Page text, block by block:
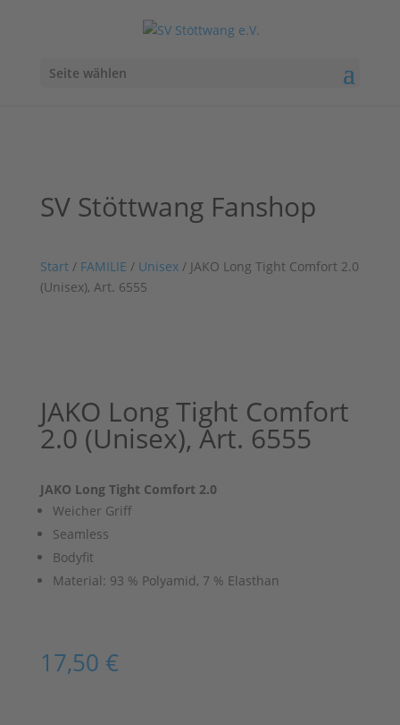
Seite wählen
SV Stöttwang Fanshop
Start/ FAMILIE / Unisex/ JAKO Long Tight Comfort 2.0
(Unisex), Art. 6555
JAKO Long Tight Comfort
2.0 (Unisex), Art. 6555
JAKO Long Tight Comfort 2.0
Weicher Griff
Seamless
Bodyfit
Material: 93 % Polyamid, 7 % Elasthan
17,50 €